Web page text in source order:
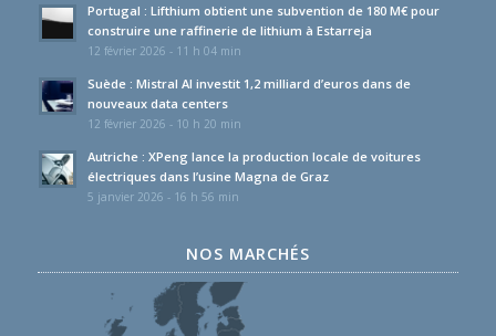
Portugal : Lifthium obtient une subvention de 180 M€ pour
construire une raffinerie de lithium à Estarreja
12 février 2026 - 11 h 04 min
Suède : Mistral AI investit 1,2 milliard d’euros dans de
nouveaux data centers
12 février 2026 - 10 h 20 min
Autriche : XPeng lance la production locale de voitures
électriques dans l’usine Magna de Graz
5 janvier 2026 - 16 h 56 min
NOS MARCHÉS